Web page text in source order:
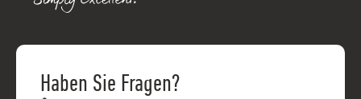
Haben Sie Fragen?